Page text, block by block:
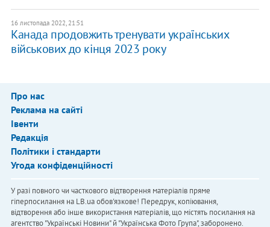
16 листопада 2022, 21:51
Канада продовжить тренувати українських
військових до кінця 2023 року
Про нас
Реклама на сайті
Івенти
Редакція
Політики і стандарти
Угода конфіденційності
У разі повного чи часткового відтворення матеріалів пряме
гіперпосилання на LB.ua обов'язкове! Передрук, копіювання,
відтворення або інше використання матеріалів, що містять посилання на
агентство "Українськi Новини" й "Українська Фото Група", заборонено.